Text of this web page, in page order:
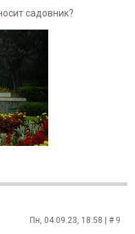
садовник?
Пн, 04.09.23, 18:58 | # 9